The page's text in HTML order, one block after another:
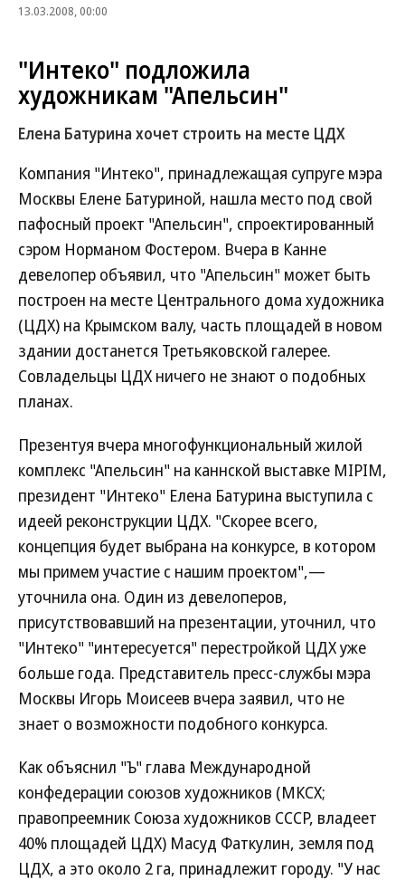
13.03.2008, 00:00
"Интеко" подложила
художникам "Апельсин"
Елена Батурина хочет строить на месте ЦДХ
Компания "Интеко", принадлежащая супруге мэра
Москвы Елене Батуриной, нашла место под свой
пафосный проект "Апельсин", спроектированный
сэром Норманом Фостером. Вчера в Канне
девелопер объявил, что "Апельсин" может быть
построен на месте Центрального дома художника
(ЦДХ) на Крымском валу, часть площадей в новом
здании достанется Третьяковской галерее.
Совладельцы ЦДХ ничего не знают о подобных
планах.
Презентуя вчера многофункциональный жилой
комплекс "Апельсин" на каннской выставке MIPIM,
президент "Интеко" Елена Батурина выступила с
идеей реконструкции ЦДХ. "Скорее всего,
концепция будет выбрана на конкурсе, в котором
мы примем участие с нашим проектом",—
уточнила она. Один из девелоперов,
присутствовавший на презентации, уточнил, что
"Интеко" "интересуется" перестройкой ЦДХ уже
больше года. Представитель пресс-службы мэра
Москвы Игорь Моисеев вчера заявил, что не
знает о возможности подобного конкурса.
Как объяснил "Ъ" глава Международной
конфедерации союзов художников (МКСХ;
правопреемник Союза художников СССР, владеет
40% площадей ЦДХ) Масуд Фаткулин, земля под
ЦДХ, а это около 2 га, принадлежит городу. "У нас